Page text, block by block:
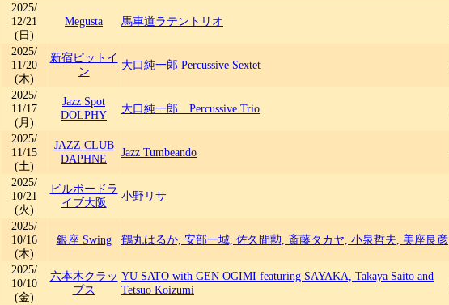
2025/
12/21
(日)
Megusta 馬車道ラテントリオ
2025/
11/20
(木)
新宿ピットイ
ン
大口純一郎 Percussive Sextet
2025/
11/17
(月)
Jazz Spot
DOLPHY
大口純一郎 Percussive Trio
2025/
11/15
(土)
JAZZ CLUB
DAPHNE
Jazz Tumbeando
2025/
10/21
(火)
ビルボードラ
イブ大阪
小野リサ
2025/
10/16
(木)
銀座 Swing 鶴丸はるか, 安部一城, 佐久間勲, 斎藤タカヤ, 小泉哲夫, 美座良彦
2025/
10/10
(金)
六本木クラッ
プス
YU SATO with GEN OGIMI featuring SAYAKA, Takaya Saito and
Tetsuo Koizumi